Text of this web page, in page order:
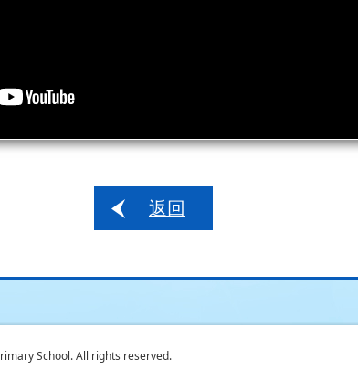
返回
School. All rights reserved.